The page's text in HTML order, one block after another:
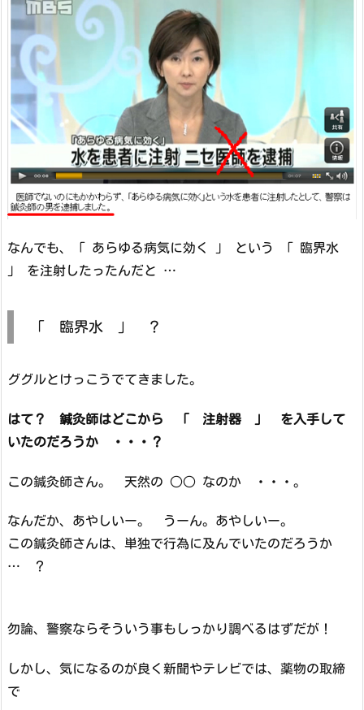
なんでも、「 あらゆる病気に効く 」 という 「 臨界水
」 を注射したったんだと …
「 臨界水 」 ？
ググルとけっこうでてきました。
はて？ 鍼灸師はどこから 「 注射器 」 を入手して
いたのだろうか ・・・？
この鍼灸師さん。 天然の ○○ なのか ・・・。
なんだか、あやしいー。 うーん。あやしいー。
この鍼灸師さんは、単独で行為に及んでいたのだろうか
… ？
勿論、警察ならそういう事もしっかり調べるはずだが！
しかし、気になるのが良く新聞やテレビでは、薬物の取締
で